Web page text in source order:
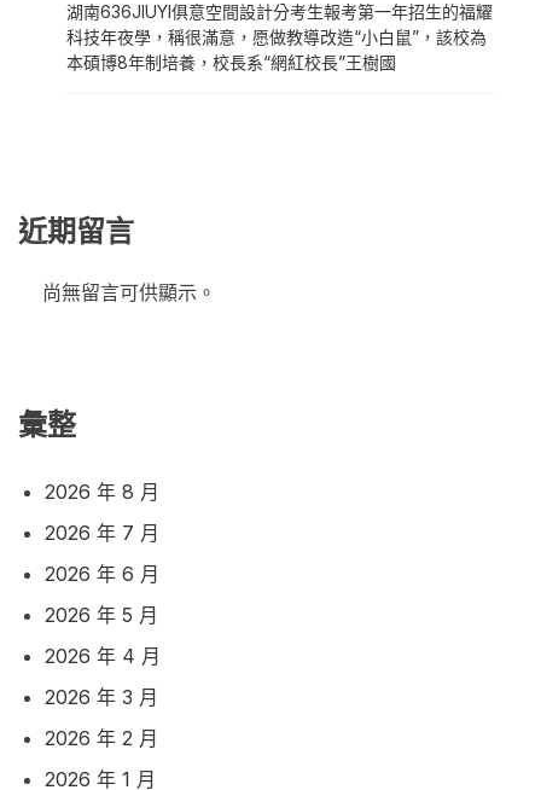
湖南636JIUYI俱意空間設計分考生報考第一年招生的福耀
科技年夜學，稱很滿意，愿做教導改造“小白鼠”，該校為
本碩博8年制培養，校長系“網紅校長”王樹國
近期留言
尚無留言可供顯示。
彙整
2026 年 8 月
2026 年 7 月
2026 年 6 月
2026 年 5 月
2026 年 4 月
2026 年 3 月
2026 年 2 月
2026 年 1 月